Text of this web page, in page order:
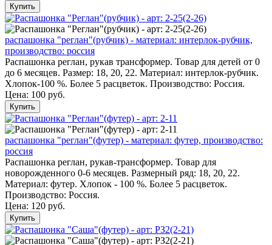
Купить
распашонка "реглан"(рубчик) - материал: интерлок-рубчик,
производство: россия
Распашонка реглан, рукав трансформер. Товар для детей от 0
до 6 месяцев. Размер: 18, 20, 22. Материал: интерлок-рубчик.
Хлопок-100 %. Более 5 расцветок. Производство: Россия.
Цена: 100 руб.
Купить
распашонка "реглан"(футер) - материал: футер, производство:
россия
Распашонка реглан, рукав-трансформер. Товар для
новорожденного 0-6 месяцев. Размерный ряд: 18, 20, 22.
Материал: футер. Хлопок - 100 %. Более 5 расцветок.
Производство: Россия.
Цена: 120 руб.
Купить